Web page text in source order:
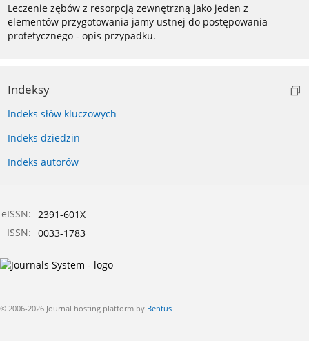
Leczenie zębów z resorpcją zewnętrzną jako jeden z
elementów przygotowania jamy ustnej do postępowania
protetycznego - opis przypadku.
Indeksy
Indeks słów kluczowych
Indeks dziedzin
Indeks autorów
eISSN: 2391-601X
ISSN: 0033-1783
© 2006-2026 Journal hosting platform by Bentus